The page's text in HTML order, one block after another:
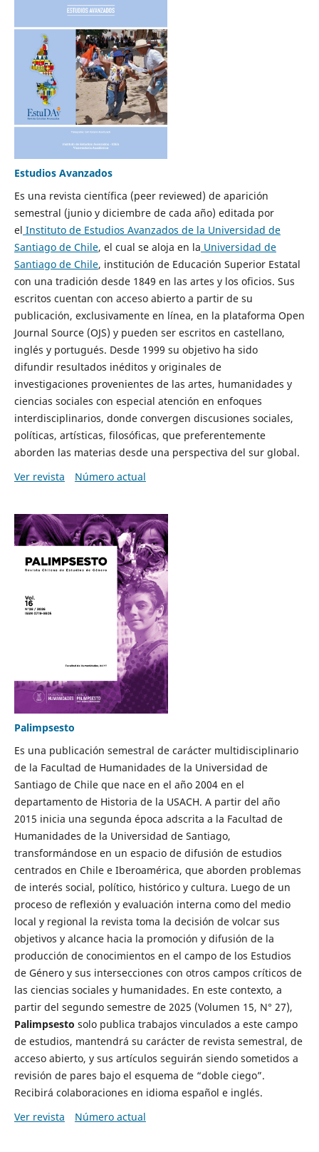
Estudios Avanzados
Es una revista científica (peer reviewed) de aparición
semestral (junio y diciembre de cada año) editada por
el Instituto de Estudios Avanzados de la Universidad de
Santiago de Chile, el cual se aloja en la Universidad de
Santiago de Chile, institución de Educación Superior Estatal
con una tradición desde 1849 en las artes y los oficios. Sus
escritos cuentan con acceso abierto a partir de su
publicación, exclusivamente en línea, en la plataforma Open
Journal Source (OJS) y pueden ser escritos en castellano,
inglés y portugués. Desde 1999 su objetivo ha sido
difundir resultados inéditos y originales de
investigaciones provenientes de las artes, humanidades y
ciencias sociales con especial atención en enfoques
interdisciplinarios, donde convergen discusiones sociales,
políticas, artísticas, filosóficas, que preferentemente
aborden las materias desde una perspectiva del sur global.
Ver revista
Número actual
Palimpsesto
Es una publicación semestral de carácter multidisciplinario
de la Facultad de Humanidades de la Universidad de
Santiago de Chile que nace en el año 2004 en el
departamento de Historia de la USACH. A partir del año
2015 inicia una segunda época adscrita a la Facultad de
Humanidades de la Universidad de Santiago,
transformándose en un espacio de difusión de estudios
centrados en Chile e Iberoamérica, que aborden problemas
de interés social, político, histórico y cultura. Luego de un
proceso de reflexión y evaluación interna como del medio
local y regional la revista toma la decisión de volcar sus
objetivos y alcance hacia la promoción y difusión de la
producción de conocimientos en el campo de los Estudios
de Género y sus intersecciones con otros campos críticos de
las ciencias sociales y humanidades. En este contexto, a
partir del segundo semestre de 2025 (Volumen 15, N° 27),
Palimpsesto solo publica trabajos vinculados a este campo
de estudios, mantendrá su carácter de revista semestral, de
acceso abierto, y sus artículos seguirán siendo sometidos a
revisión de pares bajo el esquema de “doble ciego”.
Recibirá colaboraciones en idioma español e inglés.
Ver revista
Número actual